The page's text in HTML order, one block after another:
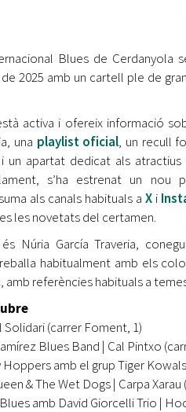
opta a més de 5 milions d'euros del
les Fontetes, Quatre
el cartell de la seva 16a edició i
al festival
reparteix ulleres gratuïtes per veure
Blues de Cerdanyola
2025 amb un cartell ple de
activa i ofereix informació
una playlist oficial, un recull
un apartat dedicat als atractius
s’ha estrenat un nou
als canals habituals aX i
les novetats del certamen.
Núria García Traveria,
habitualment amb els
referències habituals a
Solidari (carrer Foment, 1)
Blues Band | Cal Pintxo
Hoppers amb el grup Tiger
& The Wet Dogs | Carpa
amb David Giorcelli Trio |